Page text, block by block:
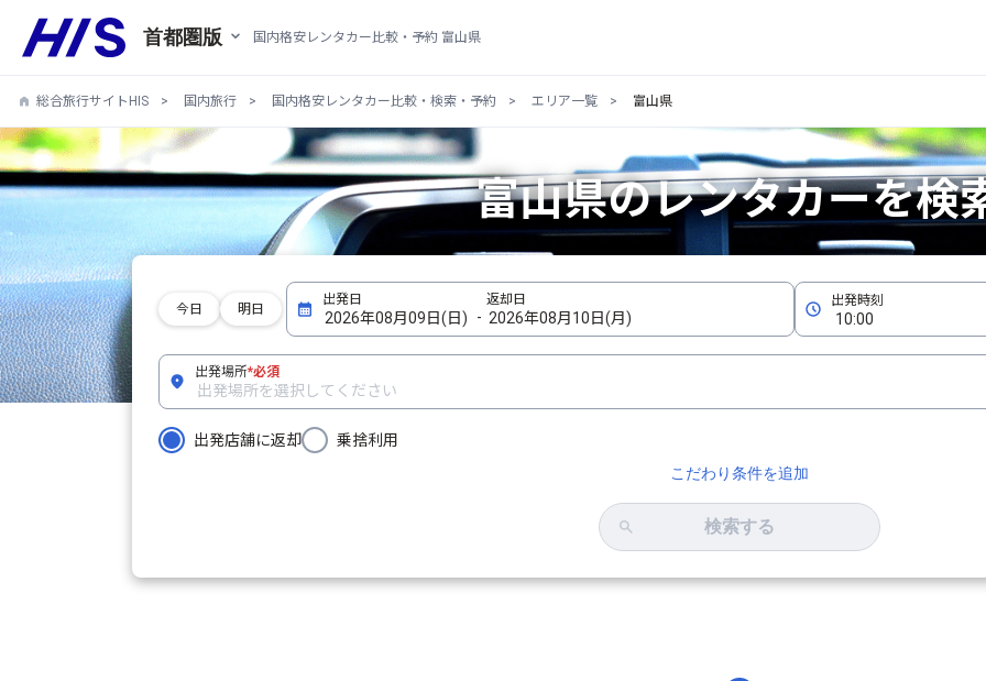
国内格安レンタカー比較・予約 富山県
首都圏版
総合旅行サイトHIS 国内旅行 国内格安レンタカー比較・検索・予約 エリア一覧 富山県
富山県のレンタカーを検
今日 明日
出発場所*必須
出発店舗に返却
乗捨利用
こだわり条件を追加
検索する